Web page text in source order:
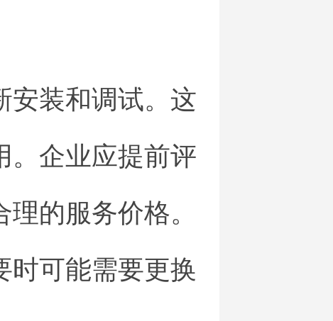
安装和调试。这
。企业应提前评
的服务价格。
时可能需要更换